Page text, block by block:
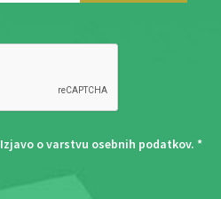
Izjavo o varstvu osebnih podatkov. *